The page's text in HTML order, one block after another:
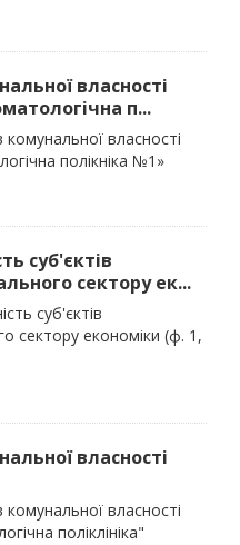
власності
п...
комунальної власності
полікніка №1»
суб'єктів
сектору ек...
суб'єктів
сектору економіки (ф. 1,
власності
комунальної власності
поліклініка"